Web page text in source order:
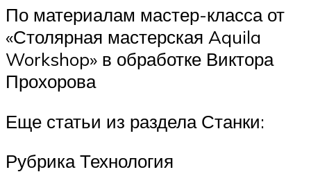
По материалам мастер-класса от
«Столярная мастерская Aquila
Workshop» в обработке Виктора
Прохорова
Еще статьи из раздела Станки:
Рубрика Технология